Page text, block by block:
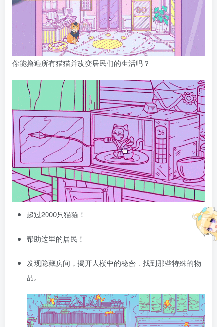
你能撸遍所有猫猫并改变居民们的生活吗？
超过2000只猫猫！
帮助这里的居民！
发现隐藏房间，揭开大楼中的秘密，找到那些特殊的物
品。